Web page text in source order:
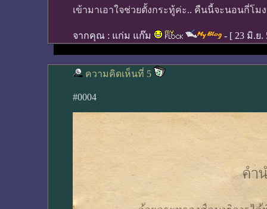
เข้ามาเอาใจช่วยตั้งกระทู้ค่ะ.. คืนนี้จะนอนกี่โม
จากคุณ : แก่ม แก๊ม - [ 23 มิ.ย.
ความคิดเห็นที่ 5
#0004